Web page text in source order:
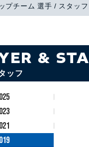
プチーム 選手 / スタッフ
&
ッフ